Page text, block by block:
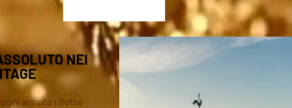
NEI
annata riflette